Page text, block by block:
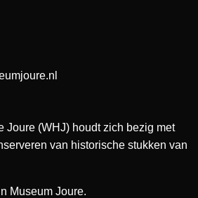
Joure (WHJ) houdt zich bezig met
van historische stukken van
Museum Joure.